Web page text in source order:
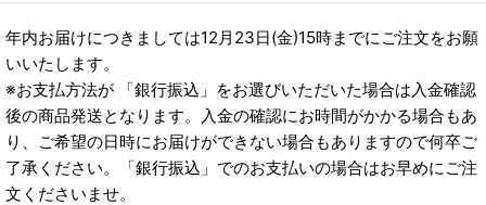
年内お届けにつきましては12月23日(金)15時までにご注文をお願
いいたします。
※お支払方法が 「銀行振込」をお選びいただいた場合は入金確認
後の商品発送となります。入金の確認にお時間がかかる場合もあ
り、ご希望の日時にお届けができない場合もありますので何卒ご
了承ください。「銀行振込」でのお支払いの場合はお早めにご注
文くださいませ。